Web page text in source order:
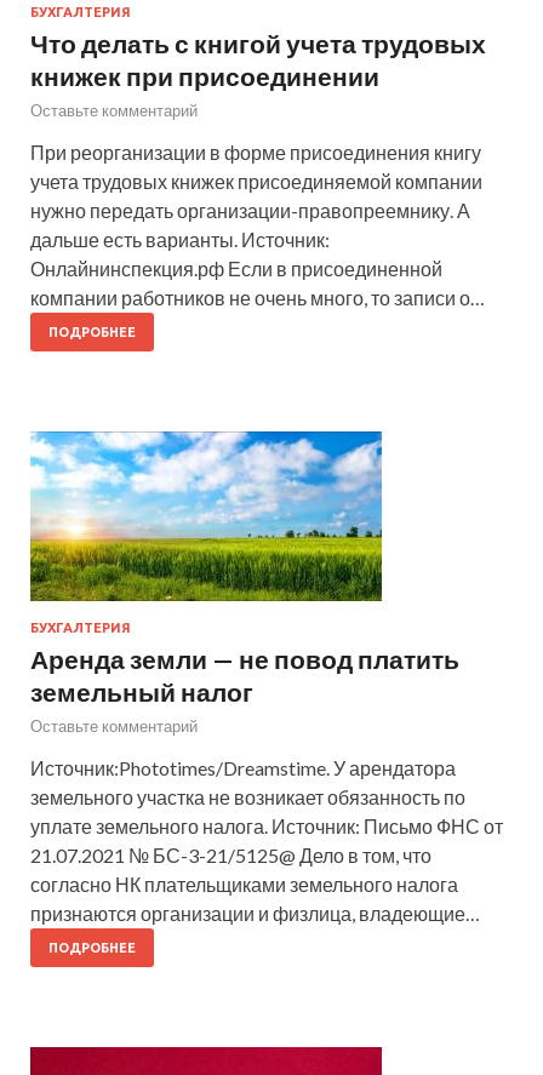
БУХГАЛТЕРИЯ
Что делать с книгой учета трудовых
книжек при присоединении
Оставьте комментарий
При реорганизации в форме присоединения книгу
учета трудовых книжек присоединяемой компании
нужно передать организации-правопреемнику. А
дальше есть варианты. Источник:
Онлайнинспекция.рф Если в присоединенной
компании работников не очень много, то записи о…
ПОДРОБНЕЕ
БУХГАЛТЕРИЯ
Аренда земли — не повод платить
земельный налог
Оставьте комментарий
Источник:Phototimes/Dreamstime. У арендатора
земельного участка не возникает обязанность по
уплате земельного налога. Источник: Письмо ФНС от
21.07.2021 № БС-3-21/5125@ Дело в том, что
согласно НК плательщиками земельного налога
признаются организации и физлица, владеющие…
ПОДРОБНЕЕ